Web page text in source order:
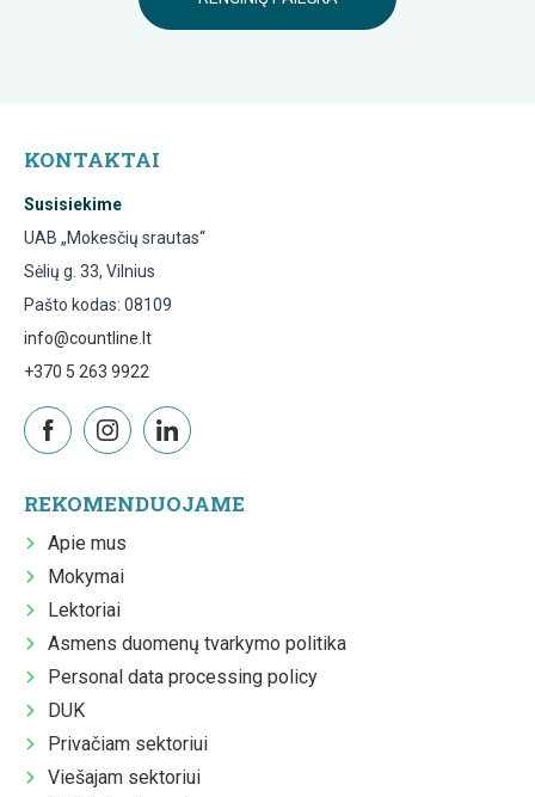
KONTAKTAI
Susisiekime
UAB „Mokesčių srautas“
Sėlių g. 33, Vilnius
Pašto kodas: 08109
info@countline.lt
+370 5 263 9922
REKOMENDUOJAME
Apie mus
Mokymai
Lektoriai
Asmens duomenų tvarkymo politika
Personal data processing policy
DUK
Privačiam sektoriui
Viešajam sektoriui